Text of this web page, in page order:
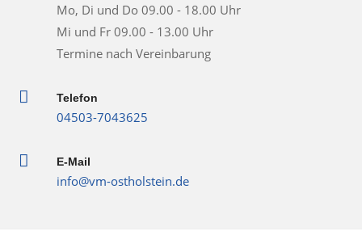
Mo, Di und Do 09.00 - 18.00 Uhr
Mi und Fr 09.00 - 13.00 Uhr
Termine nach Vereinbarung
 Telefon
04503-7043625
 E-Mail
info@vm-ostholstein.de